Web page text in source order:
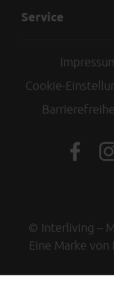
Service
Cookie-
© Interliving –
Eine Marke